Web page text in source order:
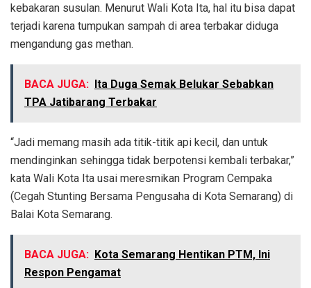
kebakaran susulan. Menurut Wali Kota Ita, hal itu bisa dapat
terjadi karena tumpukan sampah di area terbakar diduga
mengandung gas methan.
BACA JUGA:
Ita Duga Semak Belukar Sebabkan
TPA Jatibarang Terbakar
“Jadi memang masih ada titik-titik api kecil, dan untuk
mendinginkan sehingga tidak berpotensi kembali terbakar,”
kata Wali Kota Ita usai meresmikan Program Cempaka
(Cegah Stunting Bersama Pengusaha di Kota Semarang) di
Balai Kota Semarang.
BACA JUGA: Kota Semarang Hentikan PTM, Ini
Respon Pengamat